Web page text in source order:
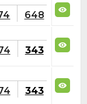
648
343
343